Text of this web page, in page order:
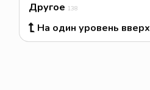
Другое 138
На один уровень вверх